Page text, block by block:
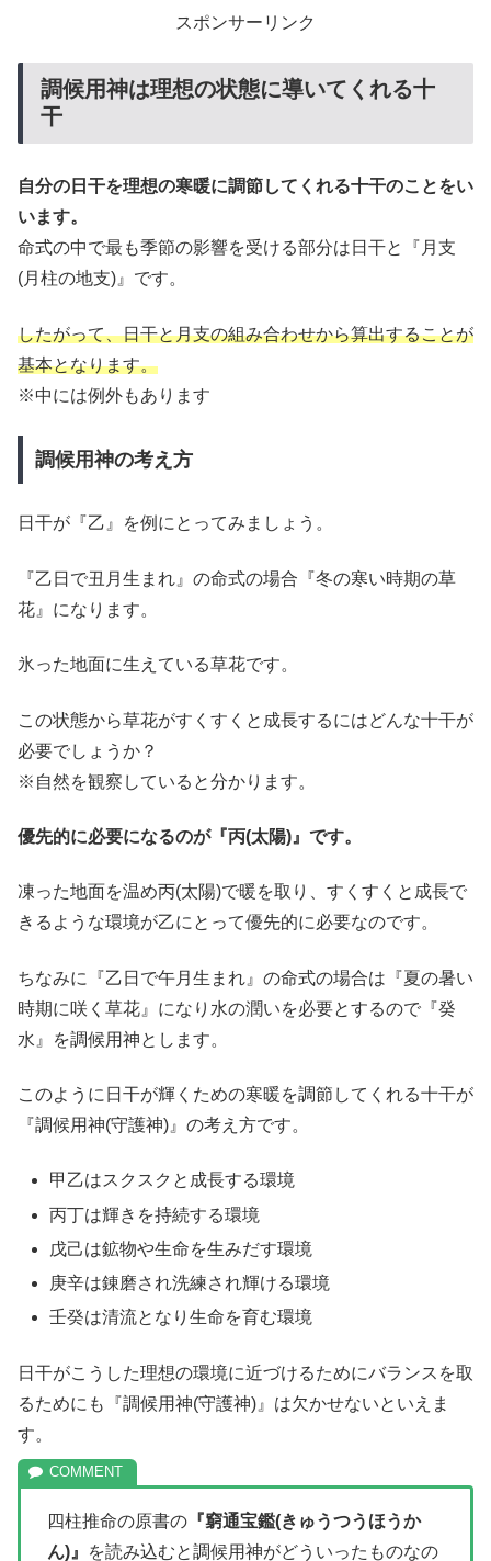
スポンサーリンク
調候用神は理想の状態に導いてくれる十
干
自分の日干を理想の寒暖に調節してくれる十干のことをい
います。
命式の中で最も季節の影響を受ける部分は日干と『月支
(月柱の地支)』です。
したがって、日干と月支の組み合わせから算出することが
基本となります。
※中には例外もあります
調候用神の考え方
日干が『乙』を例にとってみましょう。
『乙日で丑月生まれ』の命式の場合『冬の寒い時期の草
花』になります。
氷った地面に生えている草花です。
この状態から草花がすくすくと成長するにはどんな十干が
必要でしょうか？
※自然を観察していると分かります。
優先的に必要になるのが『丙(太陽)』です。
凍った地面を温め丙(太陽)で暖を取り、すくすくと成長で
きるような環境が乙にとって優先的に必要なのです。
ちなみに『乙日で午月生まれ』の命式の場合は『夏の暑い
時期に咲く草花』になり水の潤いを必要とするので『癸
水』を調候用神とします。
このように日干が輝くための寒暖を調節してくれる十干が
『調候用神(守護神)』の考え方です。
甲乙はスクスクと成長する環境
丙丁は輝きを持続する環境
戊己は鉱物や生命を生みだす環境
庚辛は錬磨され洗練され輝ける環境
壬癸は清流となり生命を育む環境
日干がこうした理想の環境に近づけるためにバランスを取
るためにも『調候用神(守護神)』は欠かせないといえま
す。
四柱推命の原書の 『窮通宝鑑(きゅうつうほうか
ん)』
を読み込むと調候用神がどういったものなの